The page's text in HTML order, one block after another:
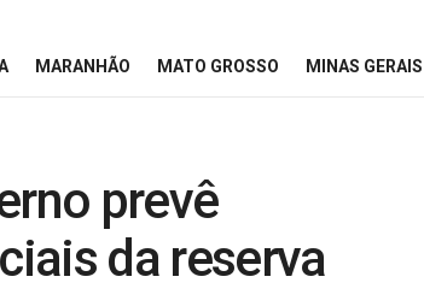
MARANHÃO MATO GROSSO MINAS GERAIS
prevê
da reserva